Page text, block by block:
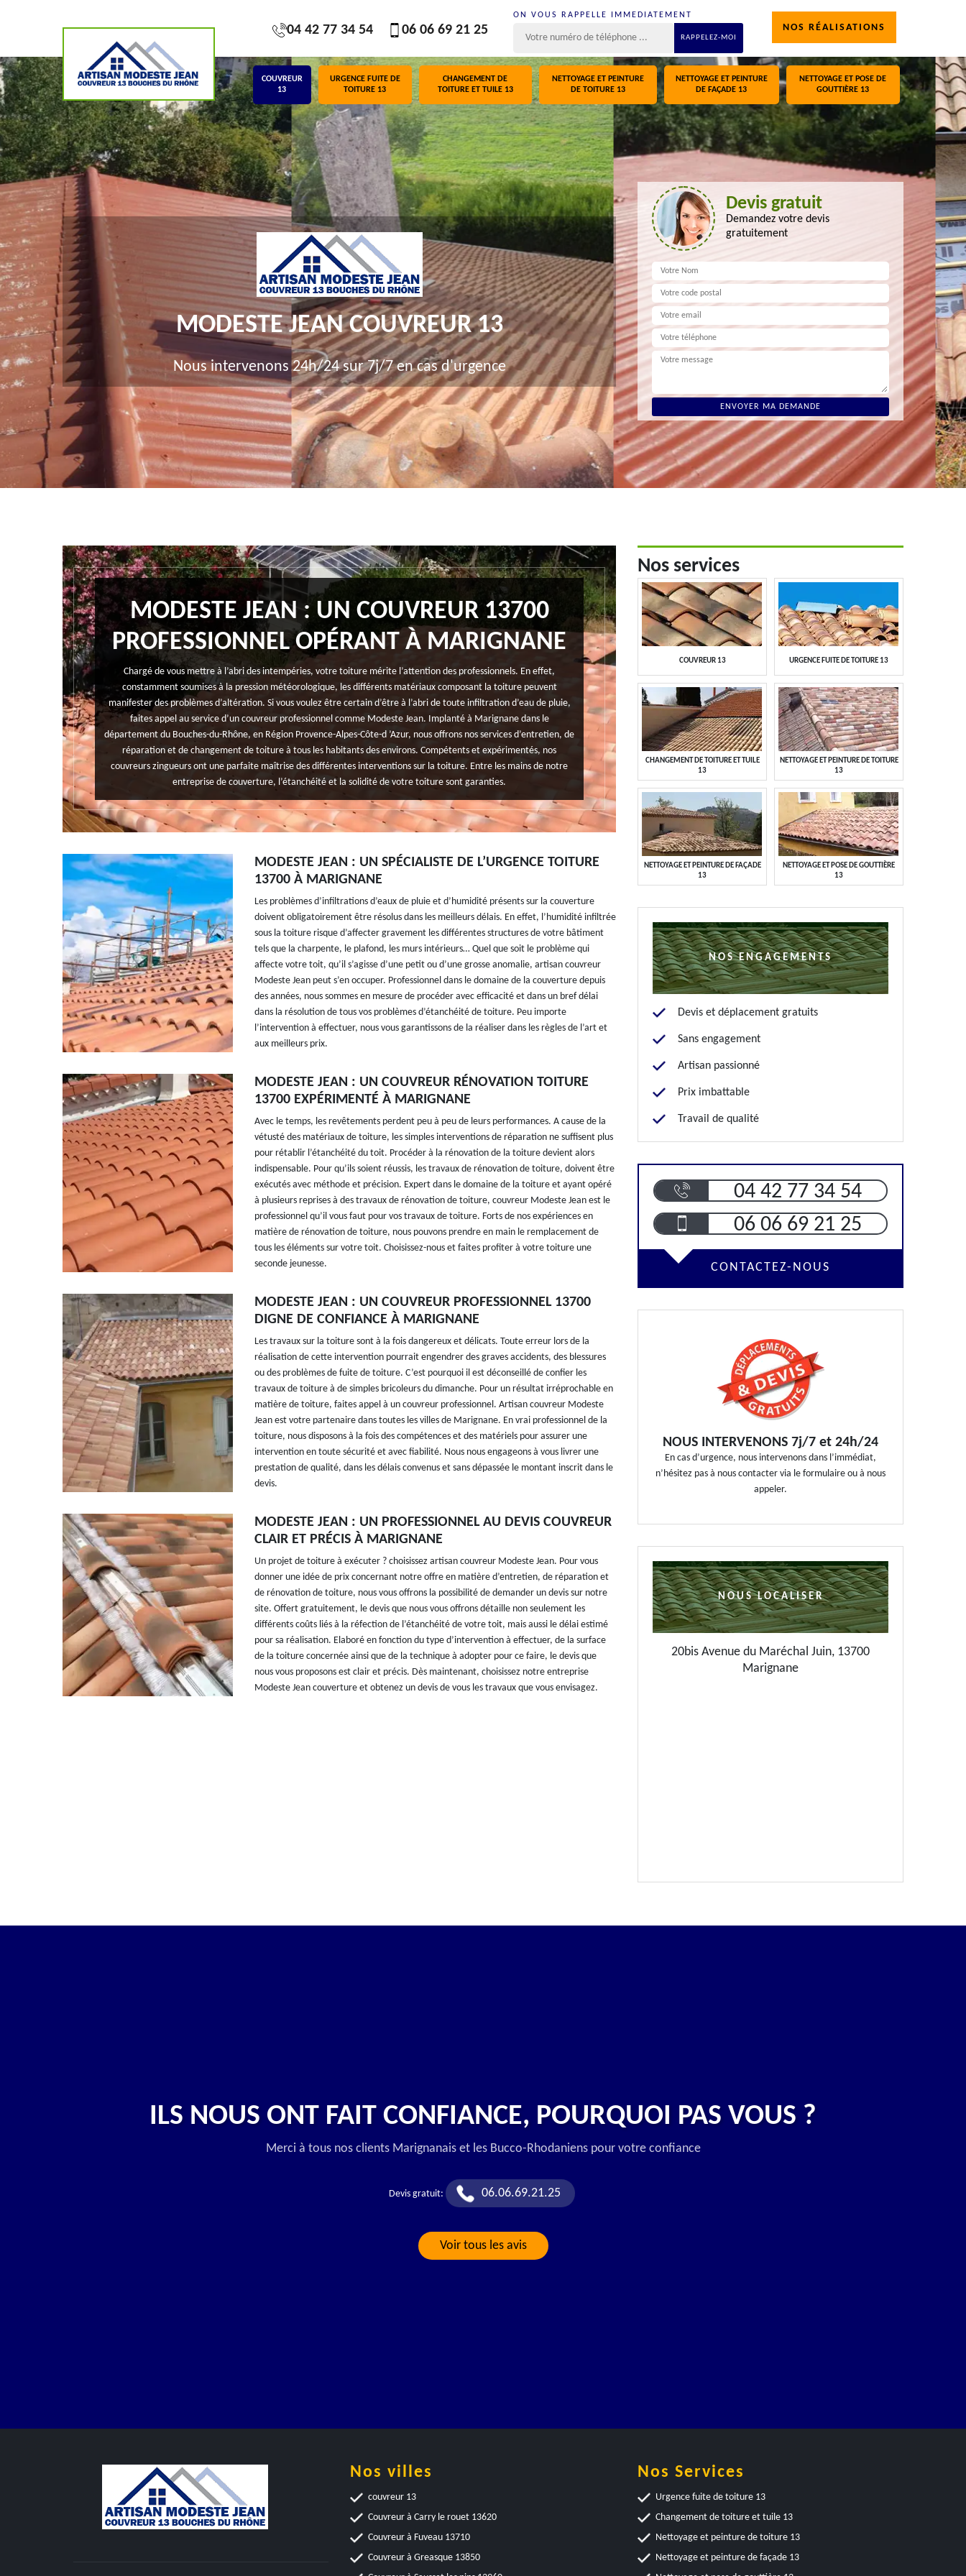
04 42 77 34 54 06 06 69 21 25
ON VOUS RAPPELLE IMMEDIATEMENT
NOS RÉALISATIONS
COUVREUR
13
URGENCE FUITE DE
TOITURE 13
CHANGEMENT DE
TOITURE ET TUILE 13
NETTOYAGE ET PEINTURE
DE TOITURE 13
NETTOYAGE ET PEINTURE
DE FAÇADE 13
NETTOYAGE ET POSE DE
GOUTTIÈRE 13
MODESTE JEAN COUVREUR 13
Nous intervenons 24h/24 sur 7j/7 en cas d'urgence
Devis gratuit
Demandez votre devis
gratuitement
MODESTE JEAN : UN COUVREUR 13700
PROFESSIONNEL OPÉRANT À MARIGNANE
Chargé de vous mettre à l’abri des intempéries, votre toiture mérite l’attention des professionnels. En effet,
constamment soumises à la pression météorologique, les différents matériaux composant la toiture peuvent
manifester des problèmes d’altération. Si vous voulez être certain d’être à l’abri de toute infiltration d’eau de pluie,
faites appel au service d’un couvreur professionnel comme Modeste Jean. Implanté à Marignane dans le
département du Bouches-du-Rhône, en Région Provence-Alpes-Côte-d ’Azur, nous offrons nos services d’entretien, de
réparation et de changement de toiture à tous les habitants des environs. Compétents et expérimentés, nos
couvreurs zingueurs ont une parfaite maîtrise des différentes interventions sur la toiture. Entre les mains de notre
entreprise de couverture, l’étanchéité et la solidité de votre toiture sont garanties.
MODESTE JEAN : UN SPÉCIALISTE DE L’URGENCE TOITURE
13700 À MARIGNANE
Les problèmes d’infiltrations d’eaux de pluie et d’humidité présents sur la couverture
doivent obligatoirement être résolus dans les meilleurs délais. En effet, l’humidité infiltrée
sous la toiture risque d’affecter gravement les différentes structures de votre bâtiment
tels que la charpente, le plafond, les murs intérieurs… Quel que soit le problème qui
affecte votre toit, qu’il s’agisse d’une petit ou d’une grosse anomalie, artisan couvreur
Modeste Jean peut s’en occuper. Professionnel dans le domaine de la couverture depuis
des années, nous sommes en mesure de procéder avec efficacité et dans un bref délai
dans la résolution de tous vos problèmes d’étanchéité de toiture. Peu importe
l’intervention à effectuer, nous vous garantissons de la réaliser dans les règles de l’art et
aux meilleurs prix.
MODESTE JEAN : UN COUVREUR RÉNOVATION TOITURE
13700 EXPÉRIMENTÉ À MARIGNANE
Avec le temps, les revêtements perdent peu à peu de leurs performances. A cause de la
vétusté des matériaux de toiture, les simples interventions de réparation ne suffisent plus
pour rétablir l’étanchéité du toit. Procéder à la rénovation de la toiture devient alors
indispensable. Pour qu’ils soient réussis, les travaux de rénovation de toiture, doivent être
exécutés avec méthode et précision. Expert dans le domaine de la toiture et ayant opéré
à plusieurs reprises à des travaux de rénovation de toiture, couvreur Modeste Jean est le
professionnel qu’il vous faut pour vos travaux de toiture. Forts de nos expériences en
matière de rénovation de toiture, nous pouvons prendre en main le remplacement de
tous les éléments sur votre toit. Choisissez-nous et faites profiter à votre toiture une
seconde jeunesse.
MODESTE JEAN : UN COUVREUR PROFESSIONNEL 13700
DIGNE DE CONFIANCE À MARIGNANE
Les travaux sur la toiture sont à la fois dangereux et délicats. Toute erreur lors de la
réalisation de cette intervention pourrait engendrer des graves accidents, des blessures
ou des problèmes de fuite de toiture. C’est pourquoi il est déconseillé de confier les
travaux de toiture à de simples bricoleurs du dimanche. Pour un résultat irréprochable en
matière de toiture, faites appel à un couvreur professionnel. Artisan couvreur Modeste
Jean est votre partenaire dans toutes les villes de Marignane. En vrai professionnel de la
toiture, nous disposons à la fois des compétences et des matériels pour assurer une
intervention en toute sécurité et avec fiabilité. Nous nous engageons à vous livrer une
prestation de qualité, dans les délais convenus et sans dépassée le montant inscrit dans le
devis.
MODESTE JEAN : UN PROFESSIONNEL AU DEVIS COUVREUR
CLAIR ET PRÉCIS À MARIGNANE
Un projet de toiture à exécuter ? choisissez artisan couvreur Modeste Jean. Pour vous
donner une idée de prix concernant notre offre en matière d’entretien, de réparation et
de rénovation de toiture, nous vous offrons la possibilité de demander un devis sur notre
site. Offert gratuitement, le devis que nous vous offrons détaille non seulement les
différents coûts liés à la réfection de l’étanchéité de votre toit, mais aussi le délai estimé
pour sa réalisation. Elaboré en fonction du type d’intervention à effectuer, de la surface
de la toiture concernée ainsi que de la technique à adopter pour ce faire, le devis que
nous vous proposons est clair et précis. Dès maintenant, choisissez notre entreprise
Modeste Jean couverture et obtenez un devis de vous les travaux que vous envisagez.
Nos services
COUVREUR 13 URGENCE FUITE DE TOITURE 13
CHANGEMENT DE TOITURE ET TUILE
13
NETTOYAGE ET PEINTURE DE TOITURE
13
NETTOYAGE ET PEINTURE DE FAÇADE
13
NETTOYAGE ET POSE DE GOUTTIÈRE
13
NOS ENGAGEMENTS
Devis et déplacement gratuits
Sans engagement
Artisan passionné
Prix imbattable
Travail de qualité
04 42 77 34 54
06 06 69 21 25
CONTACTEZ-NOUS
NOUS INTERVENONS 7j/7 et 24h/24
En cas d’urgence, nous intervenons dans l’immédiat,
n’hésitez pas à nous contacter via le formulaire ou à nous
appeler.
NOUS LOCALISER
20bis Avenue du Maréchal Juin, 13700
Marignane
ILS NOUS ONT FAIT CONFIANCE, POURQUOI PAS VOUS ?
Merci à tous nos clients Marignanais et les Bucco-Rhodaniens pour votre confiance
Devis gratuit: 06.06.69.21.25
Voir tous les avis
Nos villes
couvreur 13
Couvreur à Carry le rouet 13620
Couvreur à Fuveau 13710
Couvreur à Greasque 13850
Nos Services
Urgence fuite de toiture 13
Changement de toiture et tuile 13
Nettoyage et peinture de toiture 13
Nettoyage et peinture de façade 13